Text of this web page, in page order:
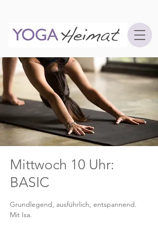
Mittwoch 10 Uhr:
BASIC
Grundlegend, ausführlich, entspannend.
Mit Isa.